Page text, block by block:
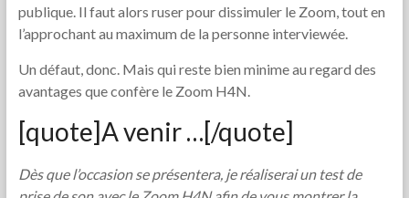
publique. Il faut alors ruser pour dissimuler le Zoom, tout en
l’approchant au maximum de la personne interviewée.
Un défaut, donc. Mais qui reste bien minime au regard des
avantages que confère le Zoom H4N.
[quote]A venir …[/quote]
Dès que l’occasion se présentera, je réaliserai un test de